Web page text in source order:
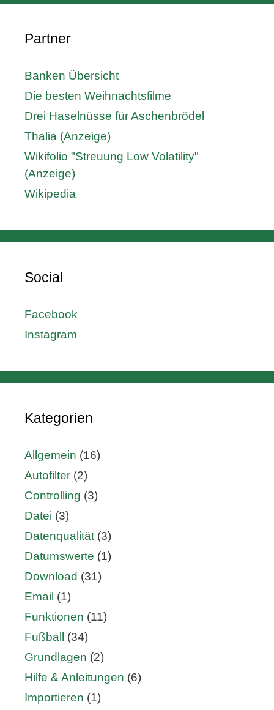
Partner
Banken Übersicht
Die besten Weihnachtsfilme
Drei Haselnüsse für Aschenbrödel
Thalia (Anzeige)
Wikifolio "Streuung Low Volatility"
(Anzeige)
Wikipedia
Social
Facebook
Instagram
Kategorien
Allgemein (16)
Autofilter (2)
Controlling (3)
Datei (3)
Datenqualität (3)
Datumswerte (1)
Download (31)
Email (1)
Funktionen (11)
Fußball (34)
Grundlagen (2)
Hilfe & Anleitungen (6)
Importieren (1)